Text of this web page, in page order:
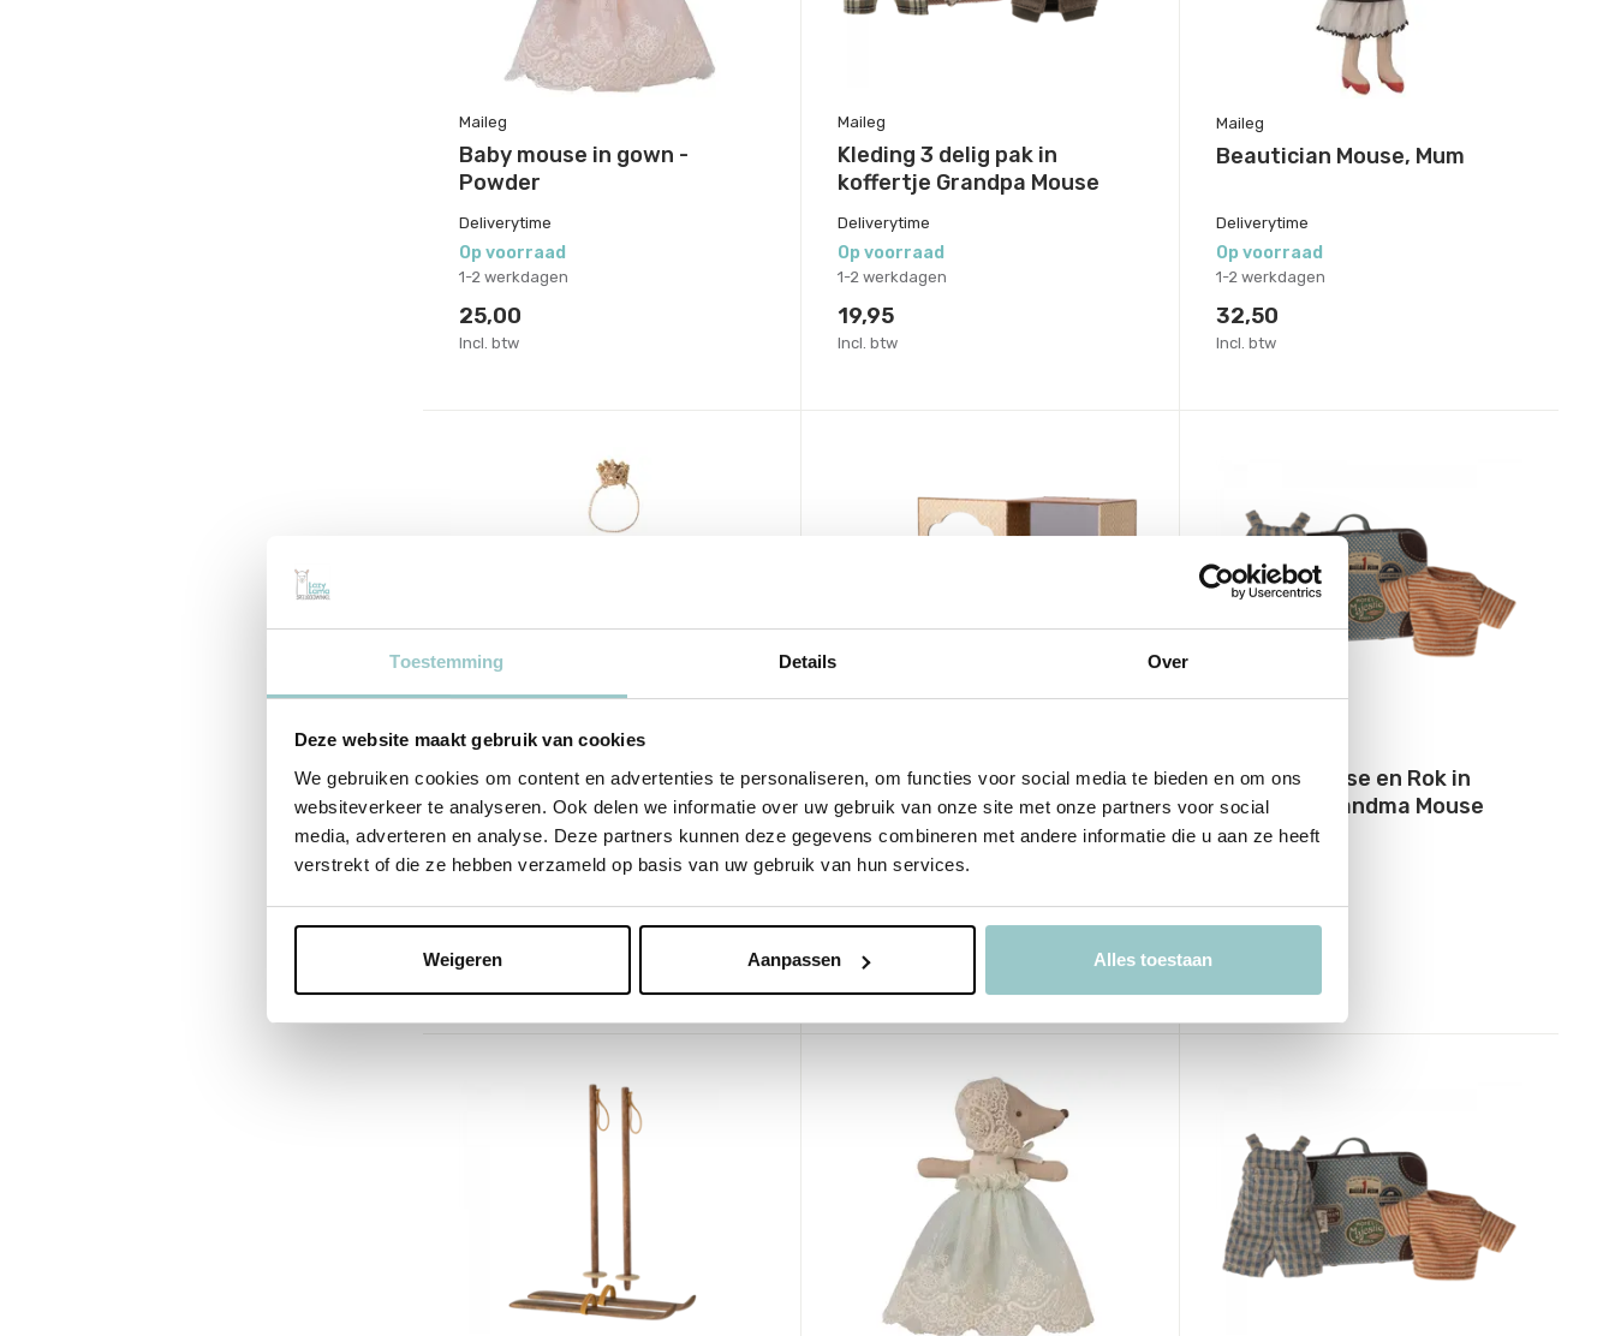
Toestemming Details Over
Deze website maakt gebruik van cookies
We gebruiken cookies om content en advertenties te personaliseren, om functies voor social media te bieden en om ons
websiteverkeer te analyseren. Ook delen we informatie over uw gebruik van onze site met onze partners voor social
media, adverteren en analyse. Deze partners kunnen deze gegevens combineren met andere informatie die u aan ze heeft
verstrekt of die ze hebben verzameld op basis van uw gebruik van hun services.
Weigeren Aanpassen Alles toestaan
Maileg
Baby mouse in gown -
Powder
Deliverytime
Op voorraad
1-2 werkdagen
25,00
Incl. btw
Maileg
Kleding 3 delig pak in
koffertje Grandpa Mouse
Deliverytime
Op voorraad
1-2 werkdagen
19,95
Incl. btw
Maileg
Beautician Mouse, Mum
Deliverytime
Op voorraad
1-2 werkdagen
32,50
Incl. btw
Maileg
Princess dress, Big sister
mouse
Deliverytime
Op voorraad
Incl. btw
Ballet Mice in Dance Studio
Little Sister and Brother
Deliverytime
Op voorraad
Incl. btw
Kleding Blouse en Rok in
koffertje Grandma Mouse
Deliverytime